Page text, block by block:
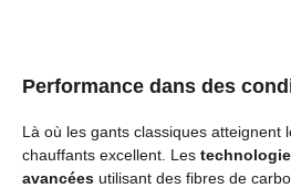
Performance dans des
Là où les gants classiques atteignent
chauffants excellent. Les
avancées utilisant des fibres de